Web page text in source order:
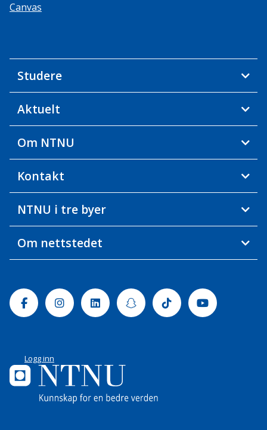
Canvas
Studere
Aktuelt
Om NTNU
Kontakt
NTNU i tre byer
Om nettstedet
FacebookInstagramLinkedinSnapchatTiktok Youtube
Logg inn